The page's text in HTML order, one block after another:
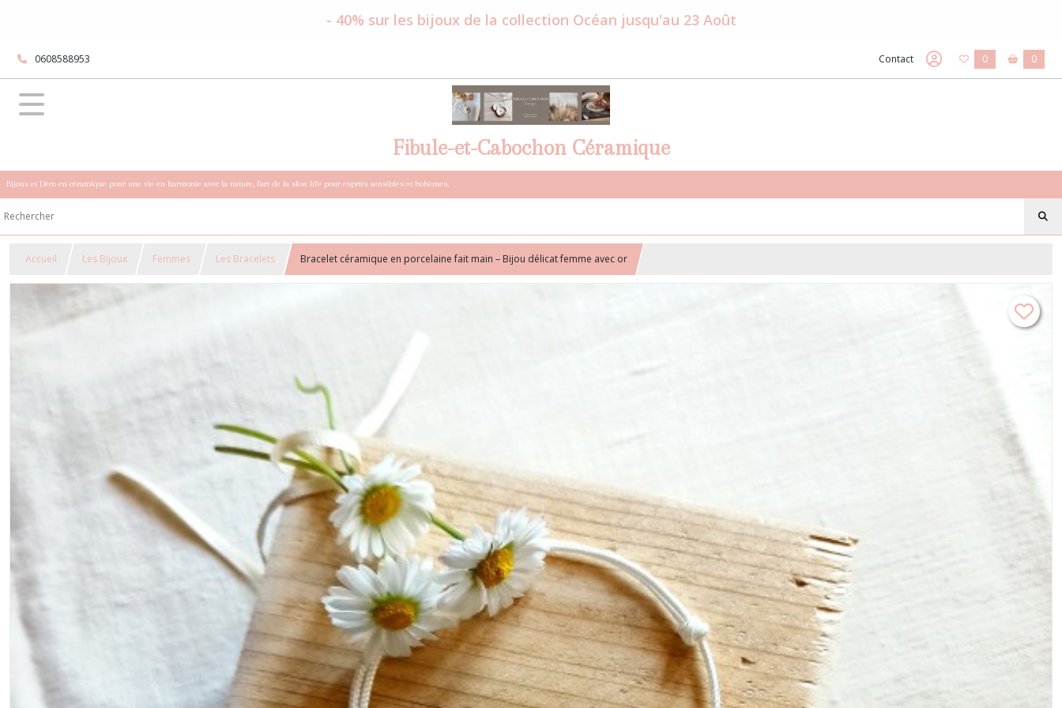
- 40% sur les bijoux de la collection Océan jusqu'au 23 Août
0608588953 Contact 0 0
Fibule-et-Cabochon Céramique
Bijoux et Déco en céramique pour une vie en harmonie avec la nature, l'art de la slow life pour esprits sensibles et bohèmes.
Accueil Les Bijoux Femmes Les Bracelets Bracelet céramique en porcelaine fait main – Bijou délicat femme avec or